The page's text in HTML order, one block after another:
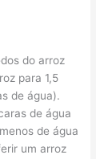
do arroz
para 1,5
de água).
de água
de água
um arroz